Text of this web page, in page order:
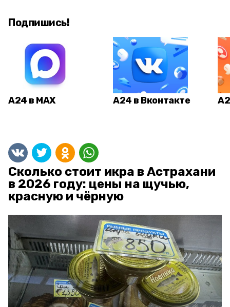
Подпишись!
А24 в MAX А24 в Вконтакте
Сколько стоит икра в Астрахани
в 2026 году: цены на щучью,
красную и чёрную